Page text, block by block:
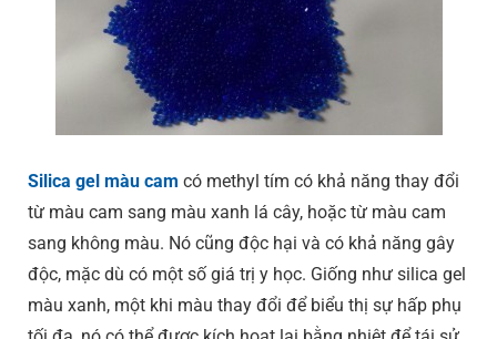
Silica gel màu cam có methyl tím có khả năng thay đổi
từ màu cam sang màu xanh lá cây, hoặc từ màu cam
sang không màu. Nó cũng độc hại và có khả năng gây
độc, mặc dù có một số giá trị y học. Giống như silica gel
màu xanh, một khi màu thay đổi để biểu thị sự hấp phụ